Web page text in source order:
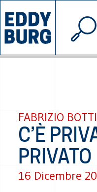
INIZIATIVE
©
FABRIZIO
C’È
PRIVATO
16 Dicembre